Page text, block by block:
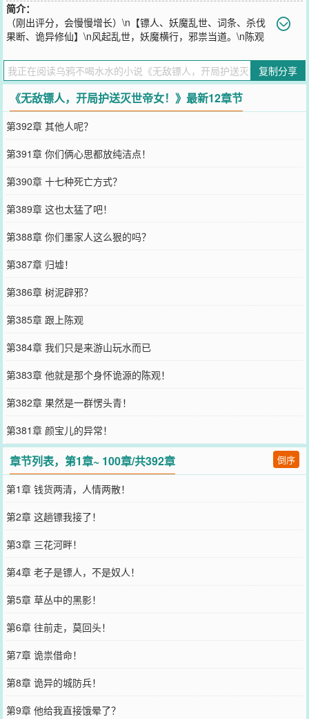
简介：
（刚出评分，会慢慢增长）\n【镖人、妖魔乱世、词条、杀伐
果断、诡异修仙】\n风起乱世，妖魔横行，邪祟当道。\n陈观
获得功法、属性与词条奖励。\n只问价钱，不问是非！\n只要钱到位
妖、魔、人、诡，指一个地点，准时必达。\n加钱？地府也能给你插
队，天上能给你开路。\n【成功护送“镇妖棺”抵达兰若寺】\n获得词
条：【镖客金身】——金身一开，万法不破！\n【成功护送“灭世女
帝”，抵达大周王朝】\n获得词条：【缩地成寸】——脚踏山河，日行
万里！\n【成功护送“大厄妖童”，抵达太初古矿】\n获得词条：【神魔
禁】——画个圈，神魔尽退！\n……\n江湖人人骂他是最贪财、黑心
的镖人，\n可他护过的镖，踏过的路，留下的却是万世太平。\n“镖在
人在，镖亡人亡，这一趟……得加钱！”
您要是觉得《无敌镖人，开局护送灭世帝女！
记向您QQ群和微博微信里的朋友推荐哦！
复制分享
《无敌镖人，开局护送灭世帝女！》最新12章节
第392章 其他人呢？
第391章 你们俩心思都放纯洁点！
第390章 十七种死亡方式？
第389章 这也太猛了吧！
第388章 你们墨家人这么狠的吗？
第387章 归墟！
第386章 树泥辟邪？
第385章 跟上陈观
第384章 我们只是来游山玩水而已
第383章 他就是那个身怀诡源的陈观！
第382章 果然是一群愣头青！
第381章 颜宝儿的异常！
章节列表，第1章~ 100章/共392章 倒序
第1章 钱货两清，人情两散！
第2章 这趟镖我接了！
第3章 三花河畔！
第4章 老子是镖人，不是奴人！
第5章 草丛中的黑影！
第6章 往前走，莫回头！
第7章 诡祟借命！
第8章 诡异的城防兵！
第9章 他给我直接饿晕了？